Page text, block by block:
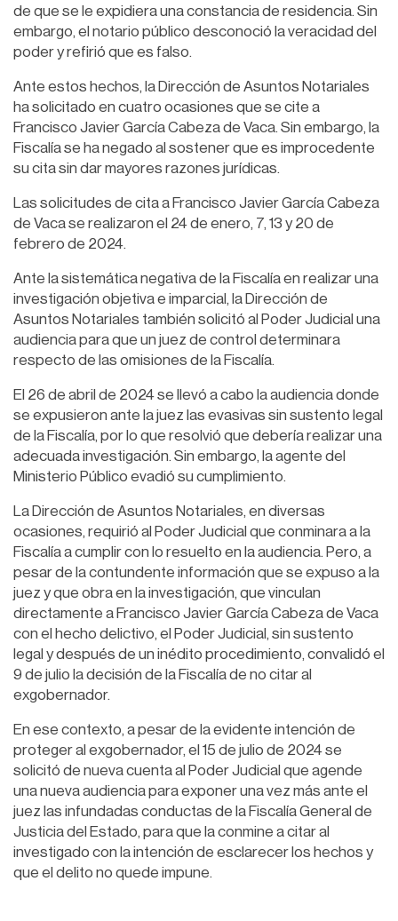
de que se le expidiera una constancia de residencia. Sin
embargo, el notario público desconoció la veracidad del
poder y refirió que es falso.
Ante estos hechos, la Dirección de Asuntos Notariales
ha solicitado en cuatro ocasiones que se cite a
Francisco Javier García Cabeza de Vaca. Sin embargo, la
Fiscalía se ha negado al sostener que es improcedente
su cita sin dar mayores razones jurídicas.
Las solicitudes de cita a Francisco Javier García Cabeza
de Vaca se realizaron el 24 de enero, 7, 13 y 20 de
febrero de 2024.
Ante la sistemática negativa de la Fiscalía en realizar una
investigación objetiva e imparcial, la Dirección de
Asuntos Notariales también solicitó al Poder Judicial una
audiencia para que un juez de control determinara
respecto de las omisiones de la Fiscalía.
El 26 de abril de 2024 se llevó a cabo la audiencia donde
se expusieron ante la juez las evasivas sin sustento legal
de la Fiscalía, por lo que resolvió que debería realizar una
adecuada investigación. Sin embargo, la agente del
Ministerio Público evadió su cumplimiento.
La Dirección de Asuntos Notariales, en diversas
ocasiones, requirió al Poder Judicial que conminara a la
Fiscalía a cumplir con lo resuelto en la audiencia. Pero, a
pesar de la contundente información que se expuso a la
juez y que obra en la investigación, que vinculan
directamente a Francisco Javier García Cabeza de Vaca
con el hecho delictivo, el Poder Judicial, sin sustento
legal y después de un inédito procedimiento, convalidó el
9 de julio la decisión de la Fiscalía de no citar al
exgobernador.
En ese contexto, a pesar de la evidente intención de
proteger al exgobernador, el 15 de julio de 2024 se
solicitó de nueva cuenta al Poder Judicial que agende
una nueva audiencia para exponer una vez más ante el
juez las infundadas conductas de la Fiscalía General de
Justicia del Estado, para que la conmine a citar al
investigado con la intención de esclarecer los hechos y
que el delito no quede impune.